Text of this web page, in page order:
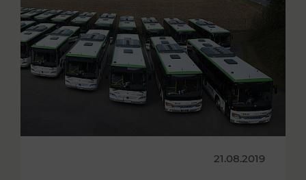
21.08.2019